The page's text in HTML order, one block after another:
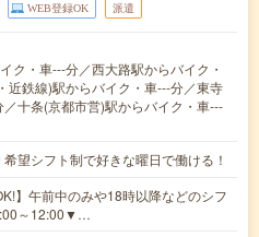
WEB登録OK 派遣
ク・車---分／西大路駅からバイク・
近鉄線)駅からバイク・車---分／東寺
十条(京都市営)駅からバイク・車---
望シフト制で好きな曜日で働ける！
】午前中のみや18時以降などのシフ
～12:00▼…